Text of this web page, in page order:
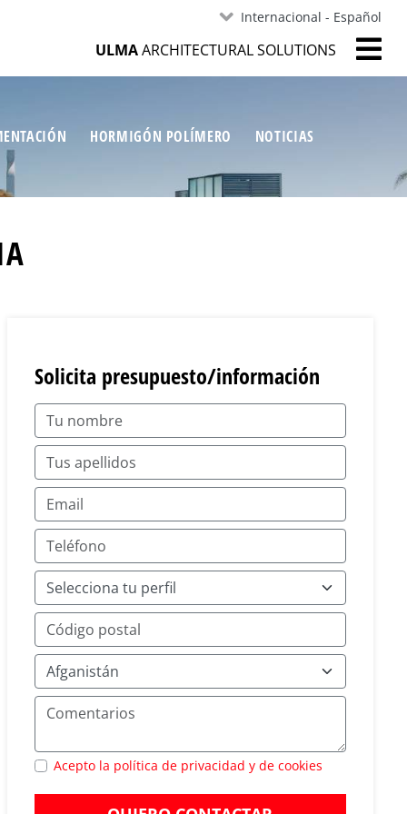
Internacional - Español
ULMAARCHITECTURAL SOLUTIONS
HORMIGÓN POLÍMERO
NOTICIAS
Solicita presupuesto/información
Acepto la política de privacidad y de cookies